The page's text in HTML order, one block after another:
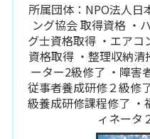
所属団体：NPO法人日
ング協会 取得資格 ・
グ士資格取得 ・エアコ
資格取得 ・整理収納清
ーター2級修了 ・障害
従事者養成研修２級修
級養成研修課程修了 ・
ィネータ